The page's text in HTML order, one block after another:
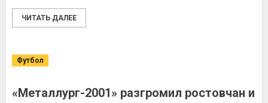
ЧИТАТЬ ДАЛЕЕ
Футбол
«Металлург-2001» разгромил ростовчан и